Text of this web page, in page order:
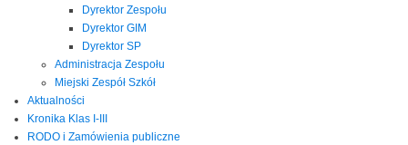
Dyrektor Zespołu
Dyrektor GIM
Dyrektor SP
Administracja Zespołu
Miejski Zespół Szkół
Aktualności
Kronika Klas I-III
RODO i Zamówienia publiczne